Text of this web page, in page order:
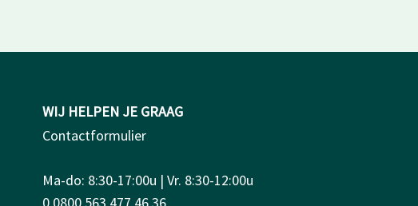
WIJ HELPEN JE GRAAG
Contactformulier
Ma-do: 8:30-17:00u | Vr. 8:30-12:00u